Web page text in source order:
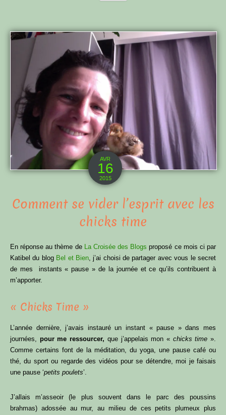
AVR
16
2015
Comment se vider l’esprit avec les
chicks time
En réponse au thème de La Croisée des Blogs proposé ce mois ci par
Katibel du blog Bel et Bien, j’ai choisi de partager avec vous le secret
de mes instants « pause » de la journée et ce qu’ils contribuent à
m’apporter.
« Chicks Time »
L’année dernière, j’avais instauré un instant « pause » dans mes
journées, pour me ressourcer, que j’appelais mon « chicks time ».
Comme certains font de la méditation, du yoga, une pause café ou
thé, du sport ou regarde des vidéos pour se détendre, moi je faisais
une pause ‘petits poulets’.
J’allais m’asseoir (le plus souvent dans le parc des poussins
brahmas) adossée au mur, au milieu de ces petits plumeux plus